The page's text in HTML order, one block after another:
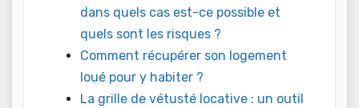
dans quels cas est-ce possible et
quels sont les risques ?
Comment récupérer son logement
loué pour y habiter ?
La grille de vétusté locative : un outil